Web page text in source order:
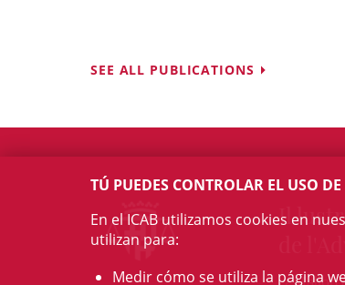
SEE ALL PUBLICATIONS
c/
TÚ PUEDES CONTROLAR EL USO
En el ICAB utilizamos cookies en
utilizan para:
Medir cómo se utiliza la página